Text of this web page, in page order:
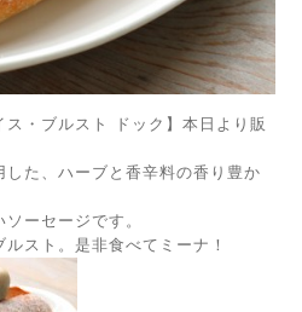
・ブルスト ドック】本日より販
した、ハーブと香辛料の香り豊か
ーセージです。
スト。是非食べてミーナ！